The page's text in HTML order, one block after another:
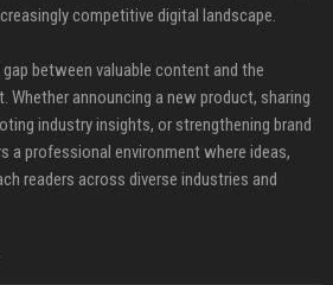
competitive digital landscape.
between valuable content and the
announcing a new product, sharing
industry insights, or strengthening brand
a professional environment where ideas,
readers across diverse industries and